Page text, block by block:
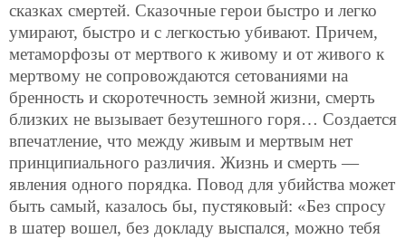
сказках смертей. Сказочные герои быстро и легко
умирают, быстро и с легкостью убивают. Причем,
метаморфозы от мертвого к живому и от живого к
мертвому не сопровождаются сетованиями на
бренность и скоротечность земной жизни, смерть
близких не вызывает безутешного горя… Создается
впечатление, что между живым и мертвым нет
принципиального различия. Жизнь и смерть —
явления одного порядка. Повод для убийства может
быть самый, казалось бы, пустяковый: «Без спросу
в шатер вошел, без докладу выспался, можно тебя